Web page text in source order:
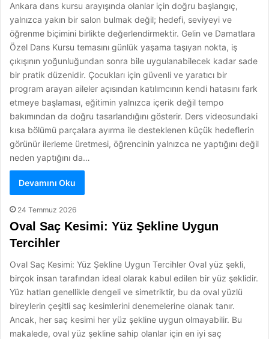
Ankara dans kursu arayışında olanlar için doğru başlangıç,
yalnızca yakın bir salon bulmak değil; hedefi, seviyeyi ve
öğrenme biçimini birlikte değerlendirmektir. Gelin ve Damatlara
Özel Dans Kursu temasını günlük yaşama taşıyan nokta, iş
çıkışının yoğunluğundan sonra bile uygulanabilecek kadar sade
bir pratik düzenidir. Çocukları için güvenli ve yaratıcı bir
program arayan aileler açısından katılımcının kendi hatasını fark
etmeye başlaması, eğitimin yalnızca içerik değil tempo
bakımından da doğru tasarlandığını gösterir. Ders videosundaki
kısa bölümü parçalara ayırma ile desteklenen küçük hedeflerin
görünür ilerleme üretmesi, öğrencinin yalnızca ne yaptığını değil
neden yaptığını da…
Devamını Oku
24 Temmuz 2026
Oval Saç Kesimi: Yüz Şekline Uygun
Tercihler
Oval Saç Kesimi: Yüz Şekline Uygun Tercihler Oval yüz şekli,
birçok insan tarafından ideal olarak kabul edilen bir yüz şeklidir.
Yüz hatları genellikle dengeli ve simetriktir, bu da oval yüzlü
bireylerin çeşitli saç kesimlerini denemelerine olanak tanır.
Ancak, her saç kesimi her yüz şekline uygun olmayabilir. Bu
makalede, oval yüz şekline sahip olanlar için en iyi saç